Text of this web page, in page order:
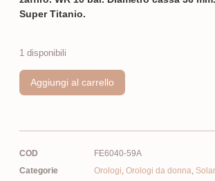
Super Titanio.
1 disponibili
Aggiungi al carrello
COD
FE6040-59A
Categorie
Orologi, Orologi da donna,